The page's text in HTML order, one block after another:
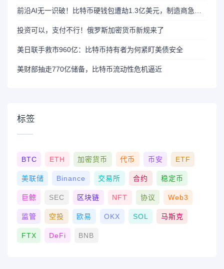
投资可以，支付不行！俄罗斯加密货币新规来了
美日联手救市960亿：比特币持有者为何紧盯美债安全
美财部抽走770亿储备，比特币流动性危机逼近
标签
BTC ETH 加密货币 代币 币安 ETF
美联储 Binance 交易所 合约 稳定币
巨鲸 SEC 区块链 NFT 协议 Web3
监管 空投 欧易 OKX SOL 马斯克
FTX DeFi BNB